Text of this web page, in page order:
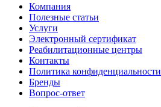
Компания
Полезные статьи
Услуги
Электронный сертификат
Реабилитационные центры
Контакты
Политика конфиденциальности
Бренды
Вопрос-ответ